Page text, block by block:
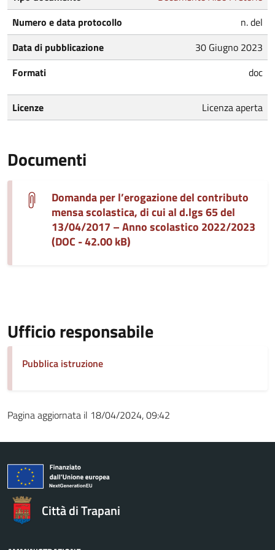
Numero e data protocollo
n. del
Data di pubblicazione
30 Giugno 2023
Formati
doc
Licenze Licenza aperta
Documenti
Domanda per l’erogazione del contributo
mensa scolastica, di cui al d.lgs 65 del
13/04/2017 – Anno scolastico 2022/2023
(DOC - 42.00 kB)
Ufficio responsabile
Pubblica istruzione
Pagina aggiornata il 18/04/2024, 09:42
Città di Trapani